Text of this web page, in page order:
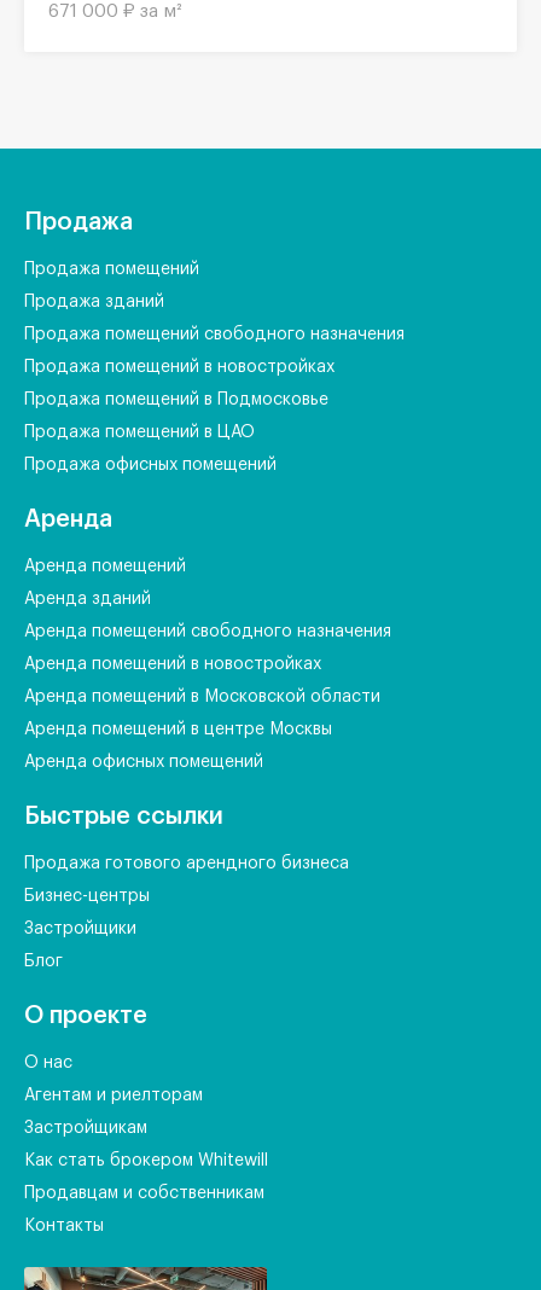
671 000 ₽ за м²
Продажа
Продажа помещений
Продажа зданий
Продажа помещений свободного назначения
Продажа помещений в новостройках
Продажа помещений в Подмосковье
Продажа помещений в ЦАО
Продажа офисных помещений
Аренда
Аренда помещений
Аренда зданий
Аренда помещений свободного назначения
Аренда помещений в новостройках
Аренда помещений в Московской области
Аренда помещений в центре Москвы
Аренда офисных помещений
Быстрые ссылки
Продажа готового арендного бизнеса
Бизнес-центры
Застройщики
Блог
О проекте
О нас
Агентам и риелторам
Застройщикам
Как стать брокером Whitewill
Продавцам и собственникам
Контакты